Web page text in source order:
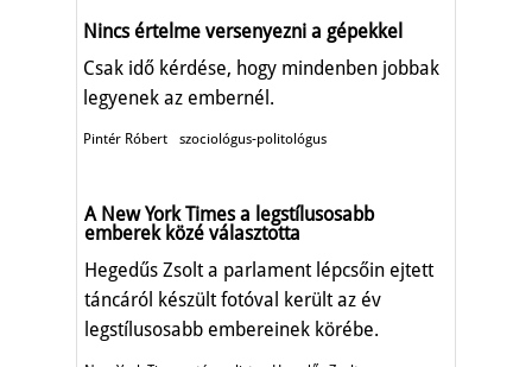
Nincs értelme versenyezni a gépekkel
Csak idő kérdése, hogy mindenben jobbak
legyenek az embernél.
Pintér Róbert szociológus-politológus
A New York Times a legstílusosabb
emberek közé választotta
Hegedűs Zsolt a parlament lépcsőin ejtett
táncáról készült fotóval került az év
legstílusosabb embereinek körébe.